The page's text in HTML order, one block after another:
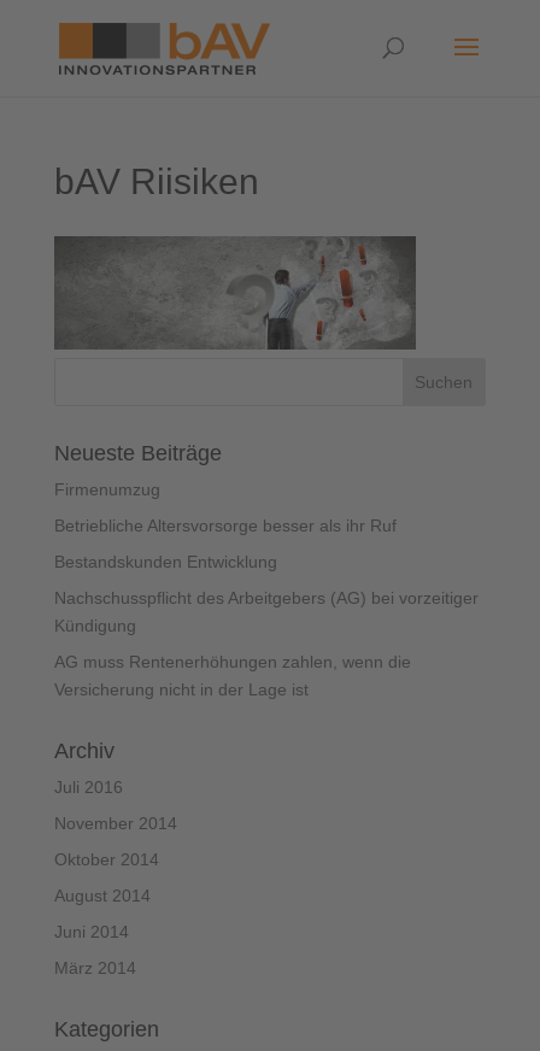
bAV Riisiken
Neueste Beiträge
Firmenumzug
Betriebliche Altersvorsorge besser als ihr Ruf
Bestandskunden Entwicklung
Nachschusspflicht des Arbeitgebers (AG) bei vorzeitiger
Kündigung
AG muss Rentenerhöhungen zahlen, wenn die
Versicherung nicht in der Lage ist
Archiv
Juli 2016
November 2014
Oktober 2014
August 2014
Juni 2014
März 2014
Kategorien